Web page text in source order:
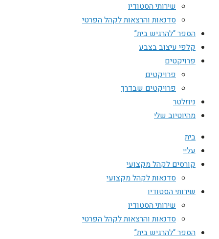
שירותי הסטודיו
סדנאות והרצאות לקהל הפרטי
הספר “להרגיש בית”
קלפי עיצוב בצבע
פרויקטים
פרויקטים
פרויקטים שבדרך
ניוזלטר
מהיוטיוב שלי
בית
עליי
קורסים לקהל מקצועי
סדנאות לקהל מקצועי
שירותי הסטודיו
שירותי הסטודיו
סדנאות והרצאות לקהל הפרטי
הספר “להרגיש בית”